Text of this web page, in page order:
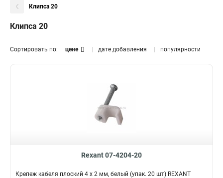
Клипса 20
Клипса 20
Сортировать по: цене дате добавления популярности
Rexant 07-4204-20
Крепеж кабеля плоский 4 х 2 мм, белый (упак. 20 шт) REXANT